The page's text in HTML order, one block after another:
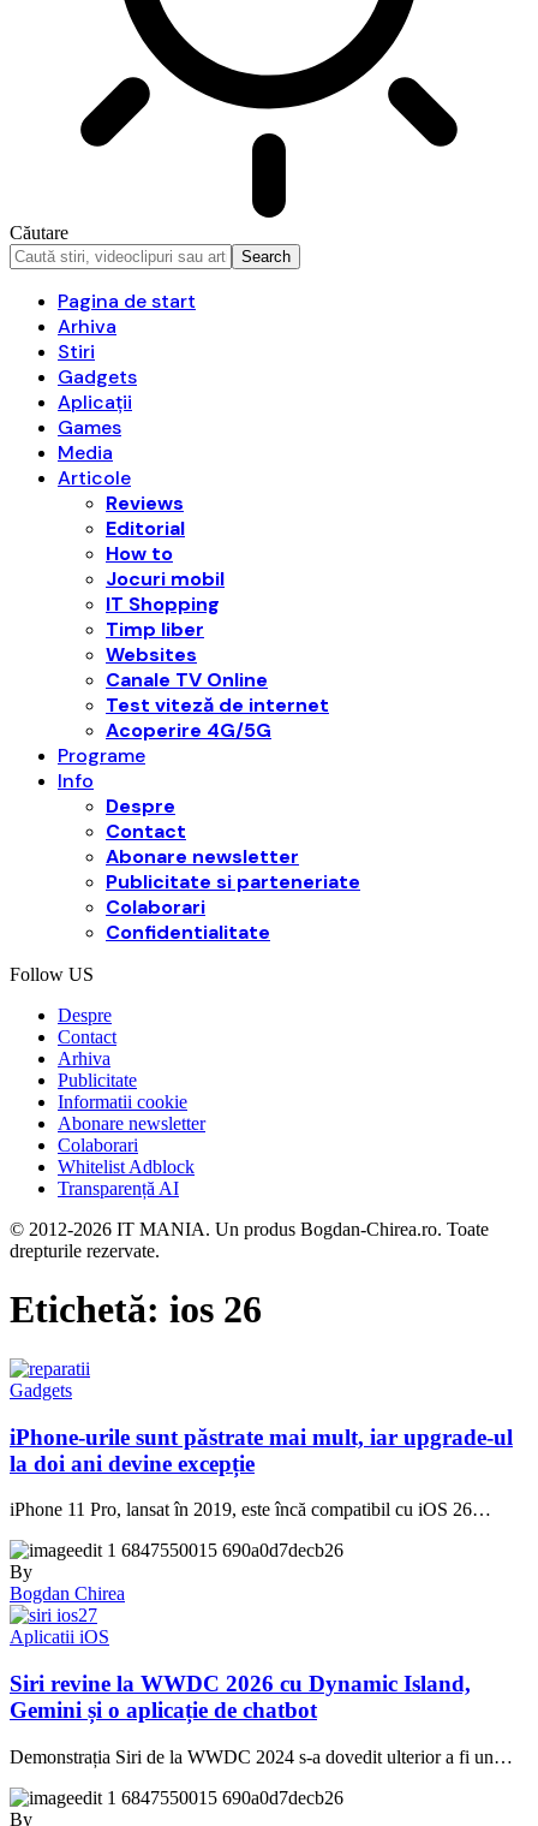
Căutare
Pagina de start
Arhiva
Stiri
Gadgets
Aplicații
Games
Media
Articole
Reviews
Editorial
How to
Jocuri mobil
IT Shopping
Timp liber
Websites
Canale TV Online
Test viteză de internet
Acoperire 4G/5G
Programe
Info
Despre
Contact
Abonare newsletter
Publicitate si parteneriate
Colaborari
Confidentialitate
Follow US
Despre
Contact
Arhiva
Publicitate
Informatii cookie
Abonare newsletter
Colaborari
Whitelist Adblock
Transparență AI
© 2012-2026 IT MANIA. Un produs Bogdan-Chirea.ro. Toate
drepturile rezervate.
Etichetă: ios 26
Gadgets
iPhone-urile sunt păstrate mai mult, iar upgrade-ul
la doi ani devine excepție
iPhone 11 Pro, lansat în 2019, este încă compatibil cu iOS 26…
By
Bogdan Chirea
Aplicatii iOS
Siri revine la WWDC 2026 cu Dynamic Island,
Gemini și o aplicație de chatbot
Demonstrația Siri de la WWDC 2024 s-a dovedit ulterior a fi un…
By